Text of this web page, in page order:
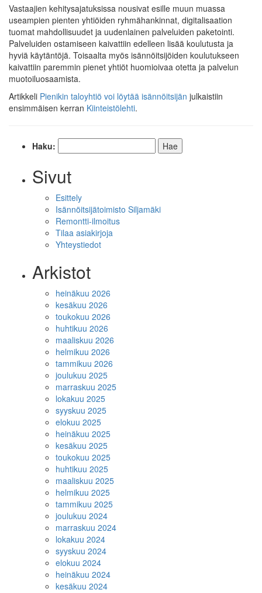
Vastaajien kehitysajatuksissa nousivat esille muun muassa
useampien pienten yhtiöiden ryhmähankinnat, digitalisaation
tuomat mahdollisuudet ja uudenlainen palveluiden paketointi.
Palveluiden ostamiseen kaivattiin edelleen lisää koulutusta ja
hyviä käytäntöjä. Toisaalta myös isännöitsijöiden koulutukseen
kaivattiin paremmin pienet yhtiöt huomioivaa otetta ja palvelun
muotoiluosaamista.
Artikkeli Pienikin taloyhtiö voi löytää isännöitsijän julkaistiin
ensimmäisen kerran Kiinteistölehti.
Haku:
Sivut
Esittely
Isännöitsijätoimisto Siljamäki
Remontti-ilmoitus
Tilaa asiakirjoja
Yhteystiedot
Arkistot
heinäkuu 2026
kesäkuu 2026
toukokuu 2026
huhtikuu 2026
maaliskuu 2026
helmikuu 2026
tammikuu 2026
joulukuu 2025
marraskuu 2025
lokakuu 2025
syyskuu 2025
elokuu 2025
heinäkuu 2025
kesäkuu 2025
toukokuu 2025
huhtikuu 2025
maaliskuu 2025
helmikuu 2025
tammikuu 2025
joulukuu 2024
marraskuu 2024
lokakuu 2024
syyskuu 2024
elokuu 2024
heinäkuu 2024
kesäkuu 2024